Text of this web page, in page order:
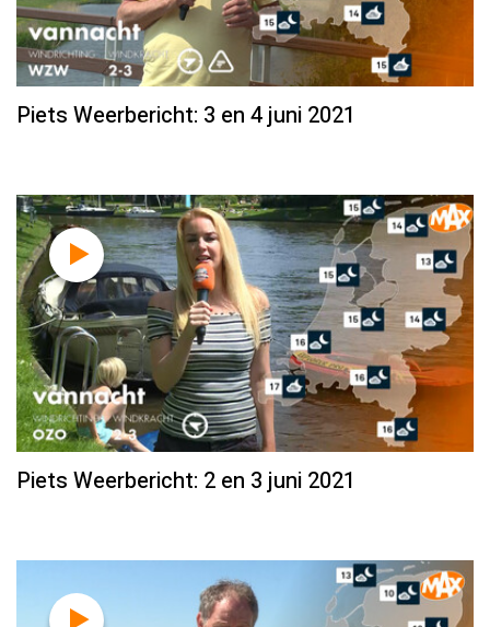
Piets Weerbericht: 3 en 4 juni 2021
Piets Weerbericht: 2 en 3 juni 2021